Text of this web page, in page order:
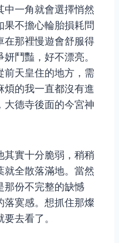
中一角就會選擇悄然
果不擔心輪胎損耗問
在那裡慢遊會舒服得
鬥豔，好不漂亮。
前天皇住的地方，需
煩的我一直都沒有進
大德寺後面的今宮神
其實十分脆弱，稍稍
就全散落滿地。當然
那份不完整的缺憾
落寞感。想抓住那燦
去看了。